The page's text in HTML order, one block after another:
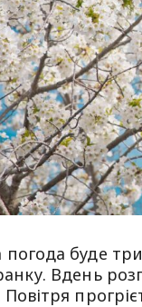
буде
Вдень
Повітря